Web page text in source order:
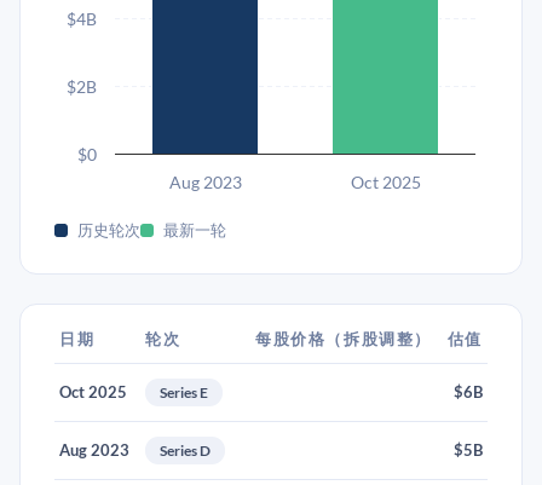
Aug 2023 Oct 2025
$0
$2B
$4B
历史轮次 最新一轮
日期 轮次 每股价格（拆股调整） 估值
Oct 2025 Series E $6B
Aug 2023 Series D $5B